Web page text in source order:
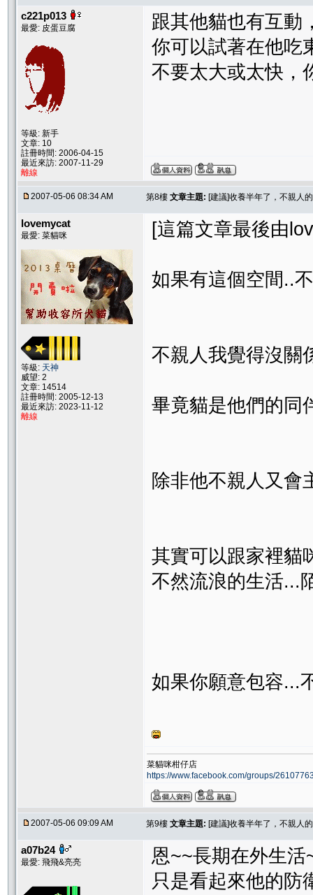
c221p013
最愛: 皮蛋豆腐
等級: 新手
文章: 10
註冊時間: 2006-04-15
最近來訪: 2007-11-29
離線
跟其他貓也有互動
你可以試著在他吃
不要太大或太快，
2007-05-06 08:34 AM 第8樓 文章主題: [建議]收養半年了，不親人
lovemycat
最愛: 菜貓咪
等級: 天神
威望: 2
文章: 14514
註冊時間: 2005-12-13
最近來訪: 2023-11-12
離線
[這篇文章最後由
如果有這個空間..
不親人我覺得沒關
畢竟貓是他們的同
除非他不親人又會
其實可以跟家裡貓
不然流浪的生活...
如果你願意包容...
菜貓咪柑仔店
https://www.facebook.com/groups/
2007-05-06 09:09 AM 第9樓 文章主題: [建議]收養半年了，不親人
a07b24
最愛: 飛飛&亮亮
恩~~長期在外生
只是看起來他的防